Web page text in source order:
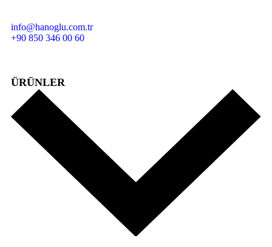
info@hanoglu.com.tr
+90 850 346 00 60
ÜRÜNLER